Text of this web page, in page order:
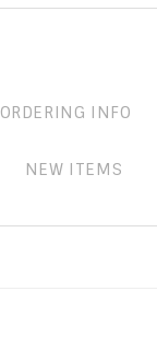
ORDERING INFO
NEW ITEMS